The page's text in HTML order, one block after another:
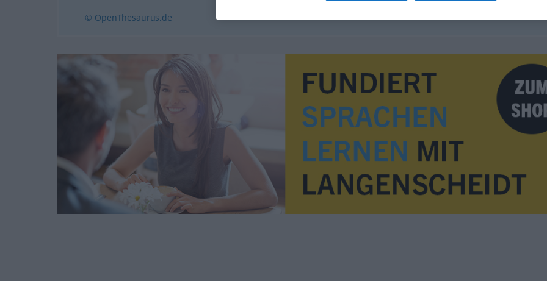
© OpenThesaurus.de